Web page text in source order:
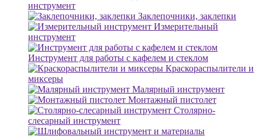
инструмент
Заклепочники, заклепки
Измерительный
инструмент
Инструмент для работы с кафелем и стеклом
Краскораспылители и
миксеры
Малярный инструмент
Монтажный пистолет
Столярно-
слесарный инструмент